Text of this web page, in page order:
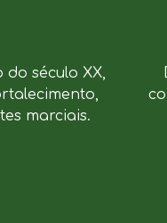
século XX,
marciais.